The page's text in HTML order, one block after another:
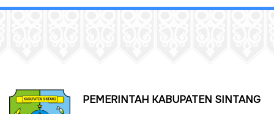
PEMERINTAH KABUPATEN SINTANG